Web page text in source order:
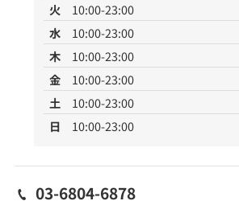
火
10:00-23:00
水
10:00-23:00
木
10:00-23:00
金
10:00-23:00
土
10:00-23:00
日
10:00-23:00
03-6804-6878